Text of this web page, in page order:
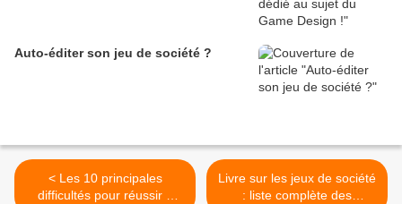
Auto-éditer son jeu de société ?
< Les 10 principales
difficultés pour réussir à
Livre sur les jeux de société
: liste complète des